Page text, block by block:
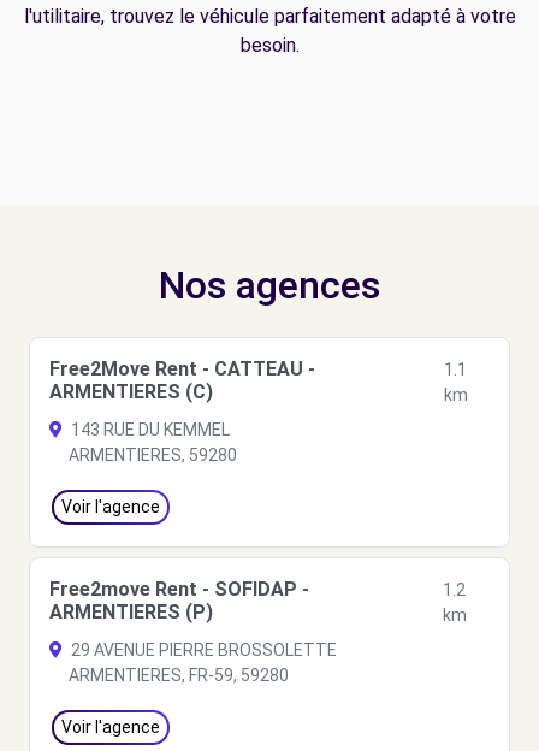
l'utilitaire, trouvez le véhicule parfaitement adapté à votre
besoin.
Nos agences
Free2Move Rent - CATTEAU -
ARMENTIERES (C)
1.1
km
143 RUE DU KEMMEL
ARMENTIERES, 59280
Voir l'agence
Free2move Rent - SOFIDAP -
ARMENTIERES (P)
1.2
km
29 AVENUE PIERRE BROSSOLETTE
ARMENTIERES, FR-59, 59280
Voir l'agence